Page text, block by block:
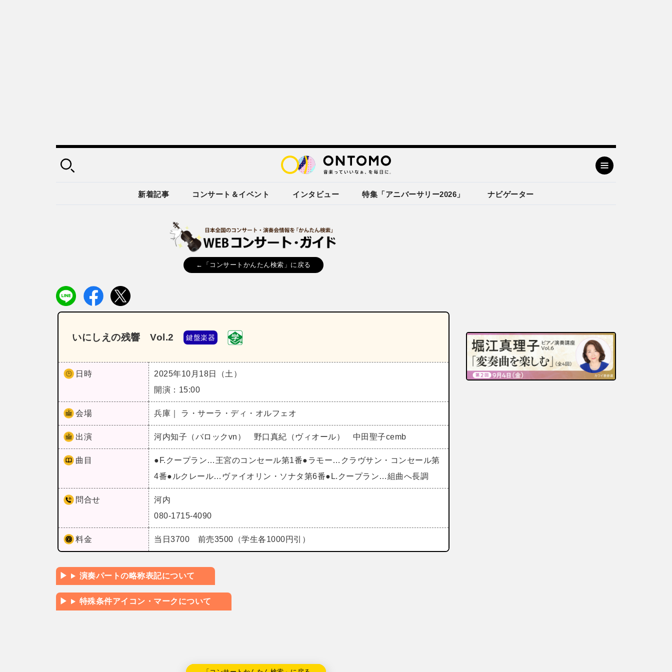
新着記事 コンサート＆イベント インタビュー 特集「アニバーサリー2026」 ナビゲーター
←「コンサートかんたん検索」に戻る
いにしえの残響 Vol.2 鍵盤楽器
日時
2025年10月18日（土）
開演：15:00
会場 兵庫｜ ラ・サーラ・ディ・オルフェオ
出演 河内知子（バロックvn） 野口真紀（ヴィオール） 中田聖子cemb
曲目
●F.クープラン…王宮のコンセール第1番●ラモー…クラヴサン・コンセール第
4番●ルクレール…ヴァイオリン・ソナタ第6番●L.クープラン…組曲へ長調
問合せ
河内
080-1715-4090
料金 当日3700 前売3500（学生各1000円引）
演奏パートの略称表記について
特殊条件アイコン・マークについて